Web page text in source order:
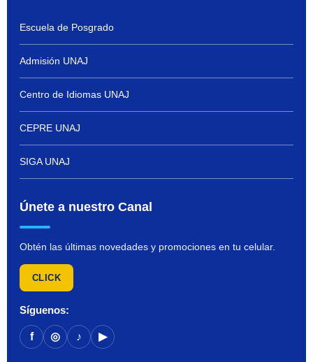
Escuela de Posgrado
Admisión UNAJ
Centro de Idiomas UNAJ
CEPRE UNAJ
SIGA UNAJ
Únete a nuestro Canal
Obtén las últimas novedades y promociones en tu celular.
CLICK
Síguenos:
f ◎ ♪ ▶